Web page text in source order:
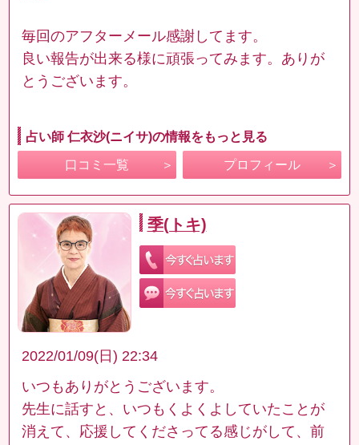
毎回のアフターメール感謝してます。
良い報告が出来る様に頑張ってみます。ありが
とうございます。
占い師 仁衣沙(ニイサ)の情報をもっと見る
口コミ一覧 プロフィール
季(トキ)
2022/01/09(日) 22:34
いつもありがとうございます。
先生に話すと、いつもくよくよしていたことが
消えて、応援してくださってる感じがして、前